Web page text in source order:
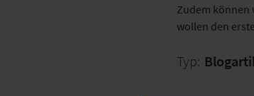
Zudem können
wollen den
Typ: